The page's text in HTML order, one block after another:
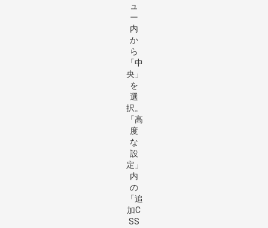
ュ
ー
内
か
ら
「中
央」
を
選
択。
「高
度
な
設
定」
内
の
「追
加C
SS